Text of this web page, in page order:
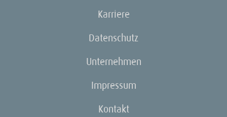
Karriere
Datenschutz
Unternehmen
Impressum
Kontakt